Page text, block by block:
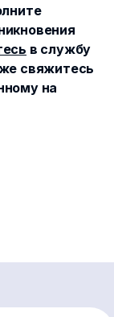
в службу
свяжитесь
на